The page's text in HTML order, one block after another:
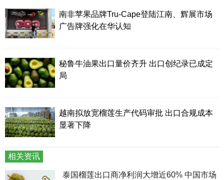
南非苹果品牌Tru-Cape登陆江南、辉展市场
广告牌强化在华认知
秘鲁牛油果出口量价齐升 出口创纪录已成定
局
越南拟放宽榴莲生产代码审批 出口合规成本
显著下降
相关资讯
泰国榴莲出口商净利润大增近60% 中国市场